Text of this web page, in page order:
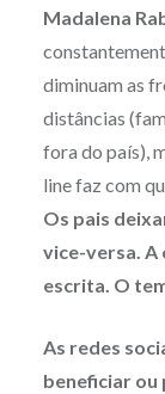
Madalena
diminuam as
distâncias
fora do país),
line faz com
Os pais
vice-versa. A
escrita. O
As redes
beneficiar ou